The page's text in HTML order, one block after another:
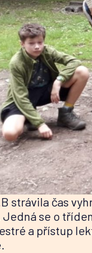
strávila čas
Jedná se o
a přístup